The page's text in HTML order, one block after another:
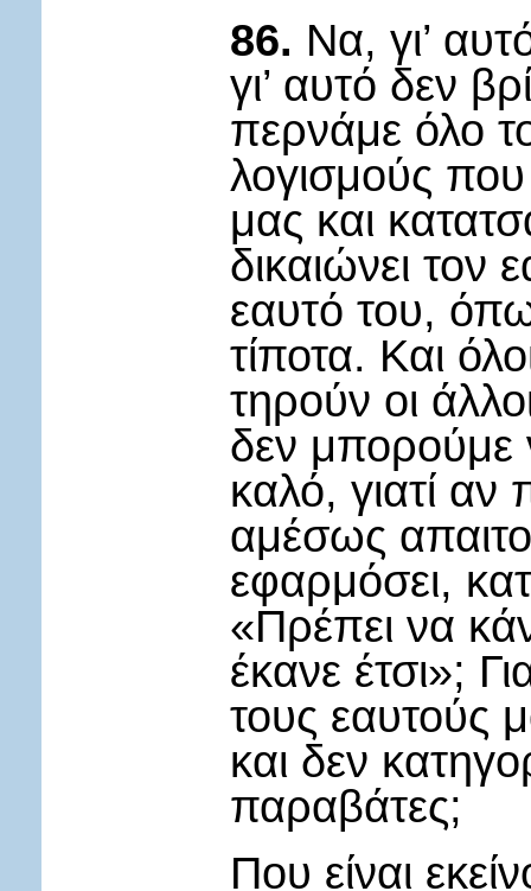
86. Να, γι’
γι’ αυτό δεν
περνάμε όλο
λογισμούς
μας και
δικαιώνει τον
εαυτό του,
τίποτα. Και
τηρούν οι
δεν μπορούμε
καλό, γιατί αν
αμέσως
εφαρμόσει,
«Πρέπει να
έκανε έτσι»;
τους εαυτούς
και δεν
παραβάτες;
Που είναι